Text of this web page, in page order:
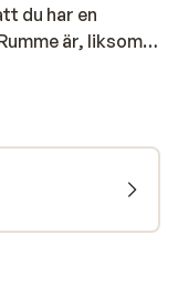
du har en
är, liksom
och har en mysig
vistelse på
en trevlig
italienska